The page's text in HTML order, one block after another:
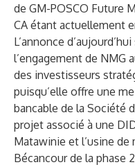
de GM-POSCO Future
CA étant actuellement
L’annonce
l’engagement de NMG
des investisseurs
puisqu’elle offre une
bancable de la Société
projet associé à une
Matawinie et l’usine
Bécancour de la phase